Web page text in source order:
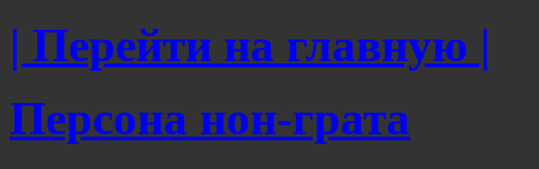
| Перейти на главную |
Персона нон-грата